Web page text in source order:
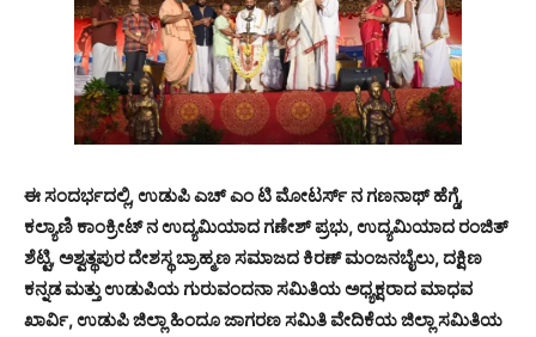
ಈ ಸಂದರ್ಭದಲ್ಲಿ, ಉಡುಪಿ ಎಚ್ ಎಂ ಟಿ ಮೋಟರ್ಸ್ ನ ಗಣನಾಥ್ ಹೆಗ್ಡೆ,
ಕಲ್ಯಾಣಿ ಕಾಂಕ್ರೀಟ್ ನ ಉದ್ಯಮಿಯಾದ ಗಣೇಶ್ ಪ್ರಭು, ಉದ್ಯಮಿಯಾದ ರಂಜಿತ್
ಶೆಟ್ಟಿ, ಅಶ್ವತ್ಥಪುರ ದೇಶಸ್ಥ ಬ್ರಾಹ್ಮಣ ಸಮಾಜದ ಕಿರಣ್ ಮಂಜನಬೈಲು, ದಕ್ಷಿಣ
ಕನ್ನಡ ಮತ್ತು ಉಡುಪಿಯ ಗುರುವಂದನಾ ಸಮಿತಿಯ ಅಧ್ಯಕ್ಷರಾದ ಮಾಧವ
ಖಾರ್ವಿ, ಉಡುಪಿ ಜಿಲ್ಲಾ ಹಿಂದೂ ಜಾಗರಣ ಸಮಿತಿ ವೇದಿಕೆಯ ಜಿಲ್ಲಾ ಸಮಿತಿಯ